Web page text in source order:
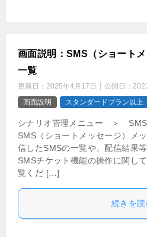
画面説明：SMS（ショート
一覧
更新日： 2025年4月17日 公開日：
画面説明
スタンダードプラン以上
シナリオ管理メニュー ＞ SMS
SMS（ショートメッセージ）メ
信したSMSの一覧や、配信結果
SMSチケット機能の操作に関し
覧くだ […]
続きを